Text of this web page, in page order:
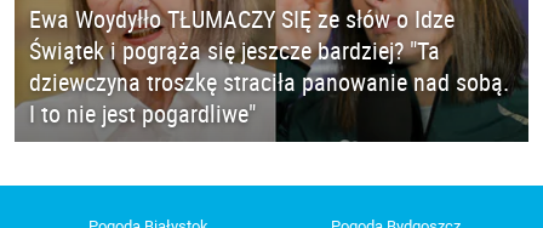
Ewa Woydyłło TŁUMACZY SIĘ ze słów o Idze
Świątek i pogrąża się jeszcze bardziej? "Ta
dziewczyna troszkę straciła panowanie nad sobą.
I to nie jest pogardliwe"